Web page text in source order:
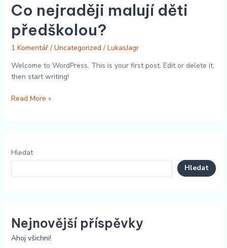
Co nejraději malují děti
předškolou?
1 Komentář / Uncategorized / LukasJagr
Welcome to WordPress. This is your first post. Edit or delete it,
then start writing!
Read More »
Hledat
Hledat
Nejnovější příspěvky
Ahoj všichni!